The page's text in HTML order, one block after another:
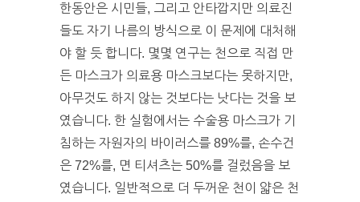
한동안은 시민들, 그리고 안타깝지만 의료진
들도 자기 나름의 방식으로 이 문제에 대처해
야 할 듯 합니다. 몇몇 연구는 천으로 직접 만
든 마스크가 의료용 마스크보다는 못하지만,
아무것도 하지 않는 것보다는 낫다는 것을 보
였습니다. 한 실험에서는 수술용 마스크가 기
침하는 자원자의 바이러스를 89%를, 손수건
은 72%를, 면 티셔츠는 50%를 걸렀음을 보
였습니다. 일반적으로 더 두꺼운 천이 얇은 천